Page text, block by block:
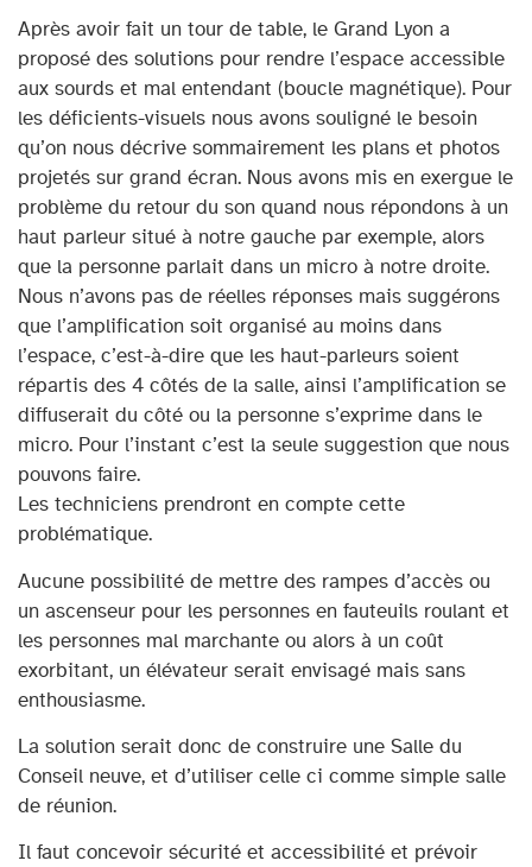
Après avoir fait un tour de table, le Grand Lyon a
proposé des solutions pour rendre l’espace accessible
aux sourds et mal entendant (boucle magnétique). Pour
les déficients-visuels nous avons souligné le besoin
qu’on nous décrive sommairement les plans et photos
projetés sur grand écran. Nous avons mis en exergue le
problème du retour du son quand nous répondons à un
haut parleur situé à notre gauche par exemple, alors
que la personne parlait dans un micro à notre droite.
Nous n’avons pas de réelles réponses mais suggérons
que l’amplification soit organisé au moins dans
l’espace, c’est-à-dire que les haut-parleurs soient
répartis des 4 côtés de la salle, ainsi l’amplification se
diffuserait du côté ou la personne s’exprime dans le
micro. Pour l’instant c’est la seule suggestion que nous
pouvons faire.
Les techniciens prendront en compte cette
problématique.
Aucune possibilité de mettre des rampes d’accès ou
un ascenseur pour les personnes en fauteuils roulant et
les personnes mal marchante ou alors à un coût
exorbitant, un élévateur serait envisagé mais sans
enthousiasme.
La solution serait donc de construire une Salle du
Conseil neuve, et d’utiliser celle ci comme simple salle
de réunion.
Il faut concevoir sécurité et accessibilité et prévoir